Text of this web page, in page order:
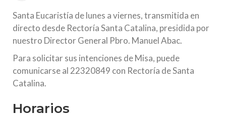
Santa Eucaristía de lunes a viernes, transmitida en
directo desde Rectoría Santa Catalina, presidida por
nuestro Director General Pbro. Manuel Abac.
Para solicitar sus intenciones de Misa, puede
comunicarse al 22320849 con Rectoría de Santa
Catalina.
Horarios